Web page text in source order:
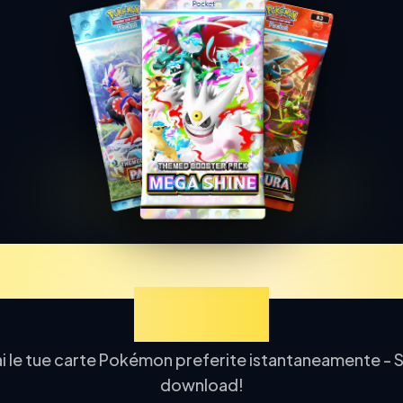
TCGP Estrazione
le tue carte Pokémon preferite istantaneamente -
download!